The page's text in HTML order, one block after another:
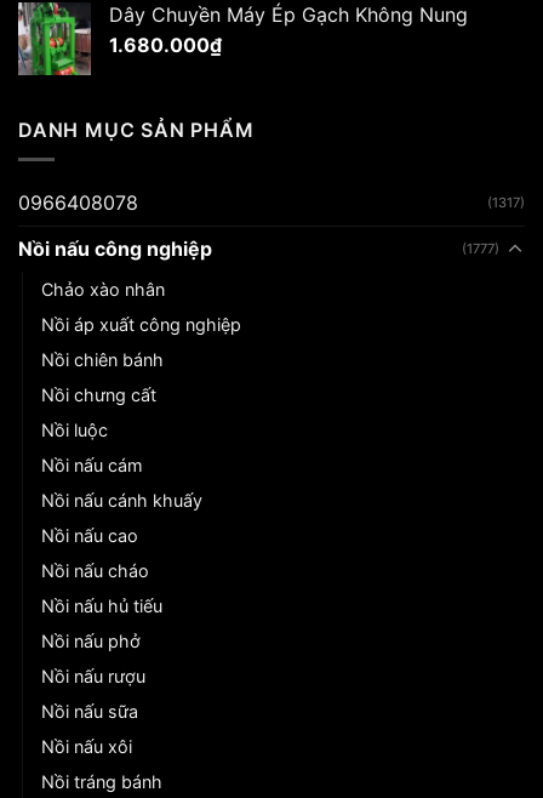
Dây Chuyền Máy Ép Gạch Không Nung
1.680.000₫
DANH MỤC SẢN PHẨM
0966408078 (1317)
Nồi nấu công nghiệp (1777)
Chảo xào nhân
Nồi áp xuất công nghiệp
Nồi chiên bánh
Nồi chưng cất
Nồi luộc
Nồi nấu cám
Nồi nấu cánh khuấy
Nồi nấu cao
Nồi nấu cháo
Nồi nấu hủ tiếu
Nồi nấu phở
Nồi nấu rượu
Nồi nấu sữa
Nồi nấu xôi
Nồi tráng bánh